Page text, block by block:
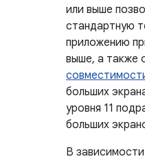
или выше
стандартную
приложению
выше, а также
больших
уровня 11
больших
В